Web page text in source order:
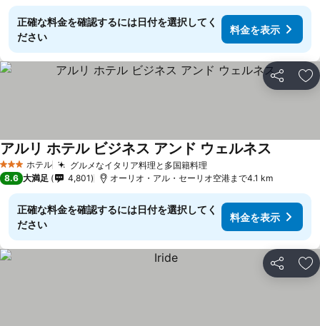
正確な料金を確認するには日付を選択してく
ださい
料金を表示
シェア お
3 ホテルのランク
ホテル グルメなイタリア料理と多国籍料理
アルリ ホテル ビジネス アンド ウェルネス
8.6 大満足 4,801 オーリオ・アル・セーリオ空港まで4.1 km
正確な料金を確認するには日付を選択してく
ださい
料金を表示
シェア お